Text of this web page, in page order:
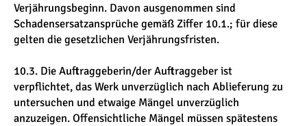
Verjährungsbeginn. Davon ausgenommen sind
Schadensersatzansprüche gemäß Ziffer 10.1.; für diese
gelten die gesetzlichen Verjährungsfristen.
10.3. Die Auftraggeberin/der Auftraggeber ist
verpflichtet, das Werk unverzüglich nach Ablieferung zu
untersuchen und etwaige Mängel unverzüglich
anzuzeigen. Offensichtliche Mängel müssen spätestens